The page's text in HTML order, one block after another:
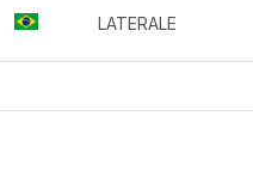
LATERALE